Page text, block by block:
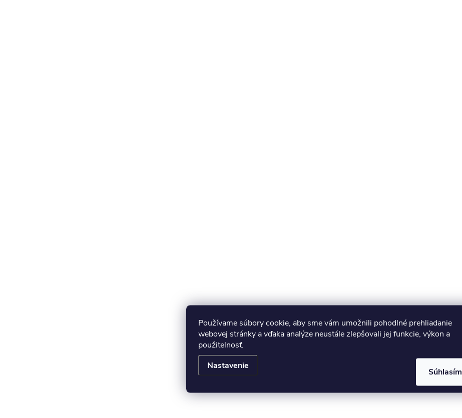
Používame súbory cookie, aby sme vám umožnili pohodlné prehliadanie
webovej stránky a vďaka analýze neustále zlepšovali jej funkcie, výkon a
použiteľnosť.
Nastavenie
Súhlasím